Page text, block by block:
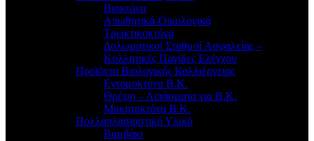
Βιοκτόνα
Απωθητικά-Οικολογικά
Τρωκτικοκτόνα
Δολωματικοί Σταθμοί Ασφαλείας –
Κολλητικές Παγίδες Ελέγχου
Προϊόντα Βιολογικής Καλλιέργειας
Εντομοκτόνα Β.Κ.
Θρέψη – Λιπάσματα για Β.Κ.
Μυκητοκτόνα Β.Κ.
Πολλαπλασιαστικό Υλικό
Βαμβάκι